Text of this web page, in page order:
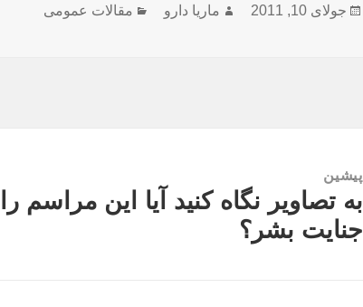
ارسال
جولای 10, 2011 نویسنده
ماریا دارو دسته‌ها
مقالات عمومی
پیشین
نوشته
قبلی:
به تصاویر نگاه کنید آیا این مراسم
جنایت بشر؟